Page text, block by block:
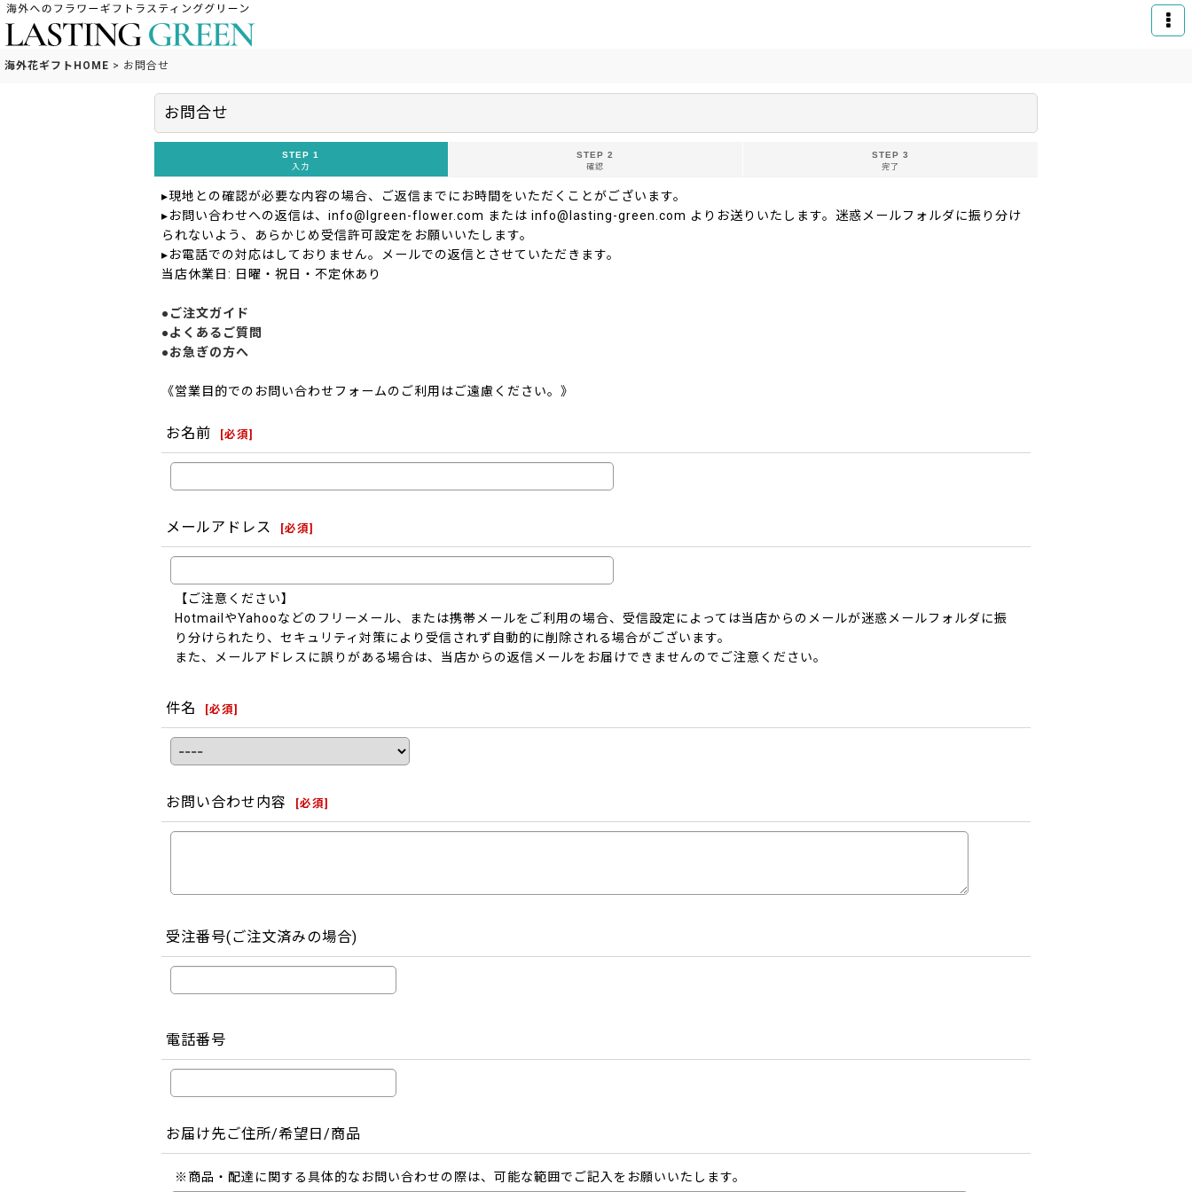
海外花ギフトHOME > お問合せ
お問合せ
STEP 1
入力
STEP 2
確認
STEP 3
完了
▸現地との確認が必要な内容の場合、ご返信までにお時間をいただくことがございます。
▸お問い合わせへの返信は、info@lgreen-flower.com または info@lasting-green.com よりお送りいたします。迷惑メールフォルダに振り分け
られないよう、あらかじめ受信許可設定をお願いいたします。
▸お電話での対応はしておりません。メールでの返信とさせていただきます。
当店休業日: 日曜・祝日・不定休あり
●ご注文ガイド
●よくあるご質問
●お急ぎの方へ
《営業目的でのお問い合わせフォームのご利用はご遠慮ください。》
お名前 [必須]
メールアドレス [必須]
【ご注意ください】
HotmailやYahooなどのフリーメール、または携帯メールをご利用の場合、受信設定によっては当店からのメールが迷惑メールフォルダに振
り分けられたり、セキュリティ対策により受信されず自動的に削除される場合がございます。
また、メールアドレスに誤りがある場合は、当店からの返信メールをお届けできませんのでご注意ください。
件名 [必須]
お問い合わせ内容 [必須]
受注番号(ご注文済みの場合)
電話番号
お届け先ご住所/希望日/商品
※商品・配達に関する具体的なお問い合わせの際は、可能な範囲でご記入をお願いいたします。